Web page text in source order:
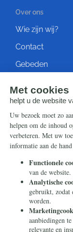
Over ons
Wie zijn wij?
Contact
Gebeden
Steun ons
Nieuwsbrief
Eenmalig
Maandelijks
Periodiek
Nalaten
Zelf